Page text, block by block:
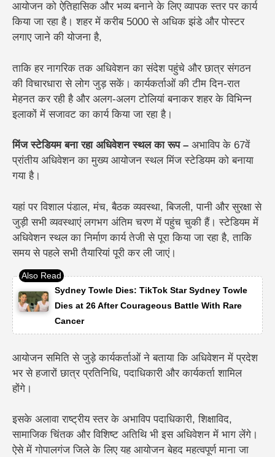
आयोजन को ऐतिहासिक और भव्य बनाने के लिए व्यापक स्तर पर कार्य
किया जा रहा है। शहर में करीब 5000 से अधिक झंडे और पोस्टर
लगाए जाने की योजना है,
ताकि हर नागरिक तक अधिवेशन का संदेश पहुंचे और छात्र संगठन
की विचारधारा से लोग जुड़ सकें। कार्यकर्ताओं की टीम दिन-रात
मेहनत कर रही है और अलग-अलग टोलियां बनाकर शहर के विभिन्न
इलाकों में सजावट का कार्य किया जा रहा है।
मिंज स्टेडियम बना रहा अधिवेशन स्थल का रूप – अभाविप के 67वें
प्रांतीय अधिवेशन का मुख्य आयोजन स्थलमिंज स्टेडियम को बनाया
गया है।
यहां पर विशाल पंडाल, मंच, बैठक व्यवस्था, बिजली, पानी और सुरक्षा से
जुड़ी सभी व्यवस्थाएं लगभग अंतिम चरण में पहुंच चुकी हैं।स्टेडियम में
अधिवेशन स्थल का निर्माण कार्य तेजी से पूरा किया जा रहा है, ताकि
समय से पहले सभी तैयारियां पूरी कर ली जाएं।
Sydney Towle Dies: TikTok Star Sydney Towle
Dies at 26 After Courageous Battle With Rare
Cancer
आयोजन समिति से जुड़े कार्यकर्ताओं ने बताया कि अधिवेशन में प्रदेश
भर से हजारों छात्र प्रतिनिधि, पदाधिकारी और कार्यकर्ता शामिल
होंगे।
इसके अलावा राष्ट्रीय स्तर के अभाविप पदाधिकारी, शिक्षाविद,
सामाजिक चिंतक और विशिष्ट अतिथि भी इस अधिवेशन में भाग लेंगे।
ऐसे में गोपालगंज जिले के लिए यह आयोजन बेहद महत्वपूर्ण माना जा